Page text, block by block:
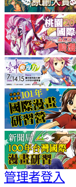
管理者登入